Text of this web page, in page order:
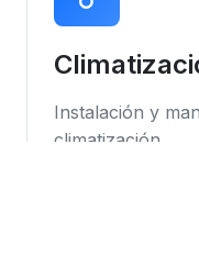
Instalación y
climatización